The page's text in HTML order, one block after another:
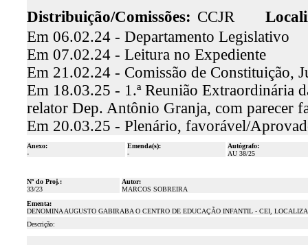
Distribuição/Comissões: CCJR
Em 06.02.24 - Departamento Legislativo
Em 07.02.24 - Leitura no Expediente
Em 21.02.24 - Comissão de Constituição,
Em 18.03.25 - 1.ª Reunião Extraordinária
relator Dep. Antônio Granja, com parecer
Em 20.03.25 - Plenário, favorável/
Anexo:
-
Emenda(s):
-
Autógrafo:
AU 38/25
Nº do Proj.:
33/23
Autor:
MARCOS SOBREIRA
Ementa:
DENOMINA AUGUSTO GABIRABA O CENTRO DE EDUCAÇÃO INFANTIL - CEI,
Descrição: